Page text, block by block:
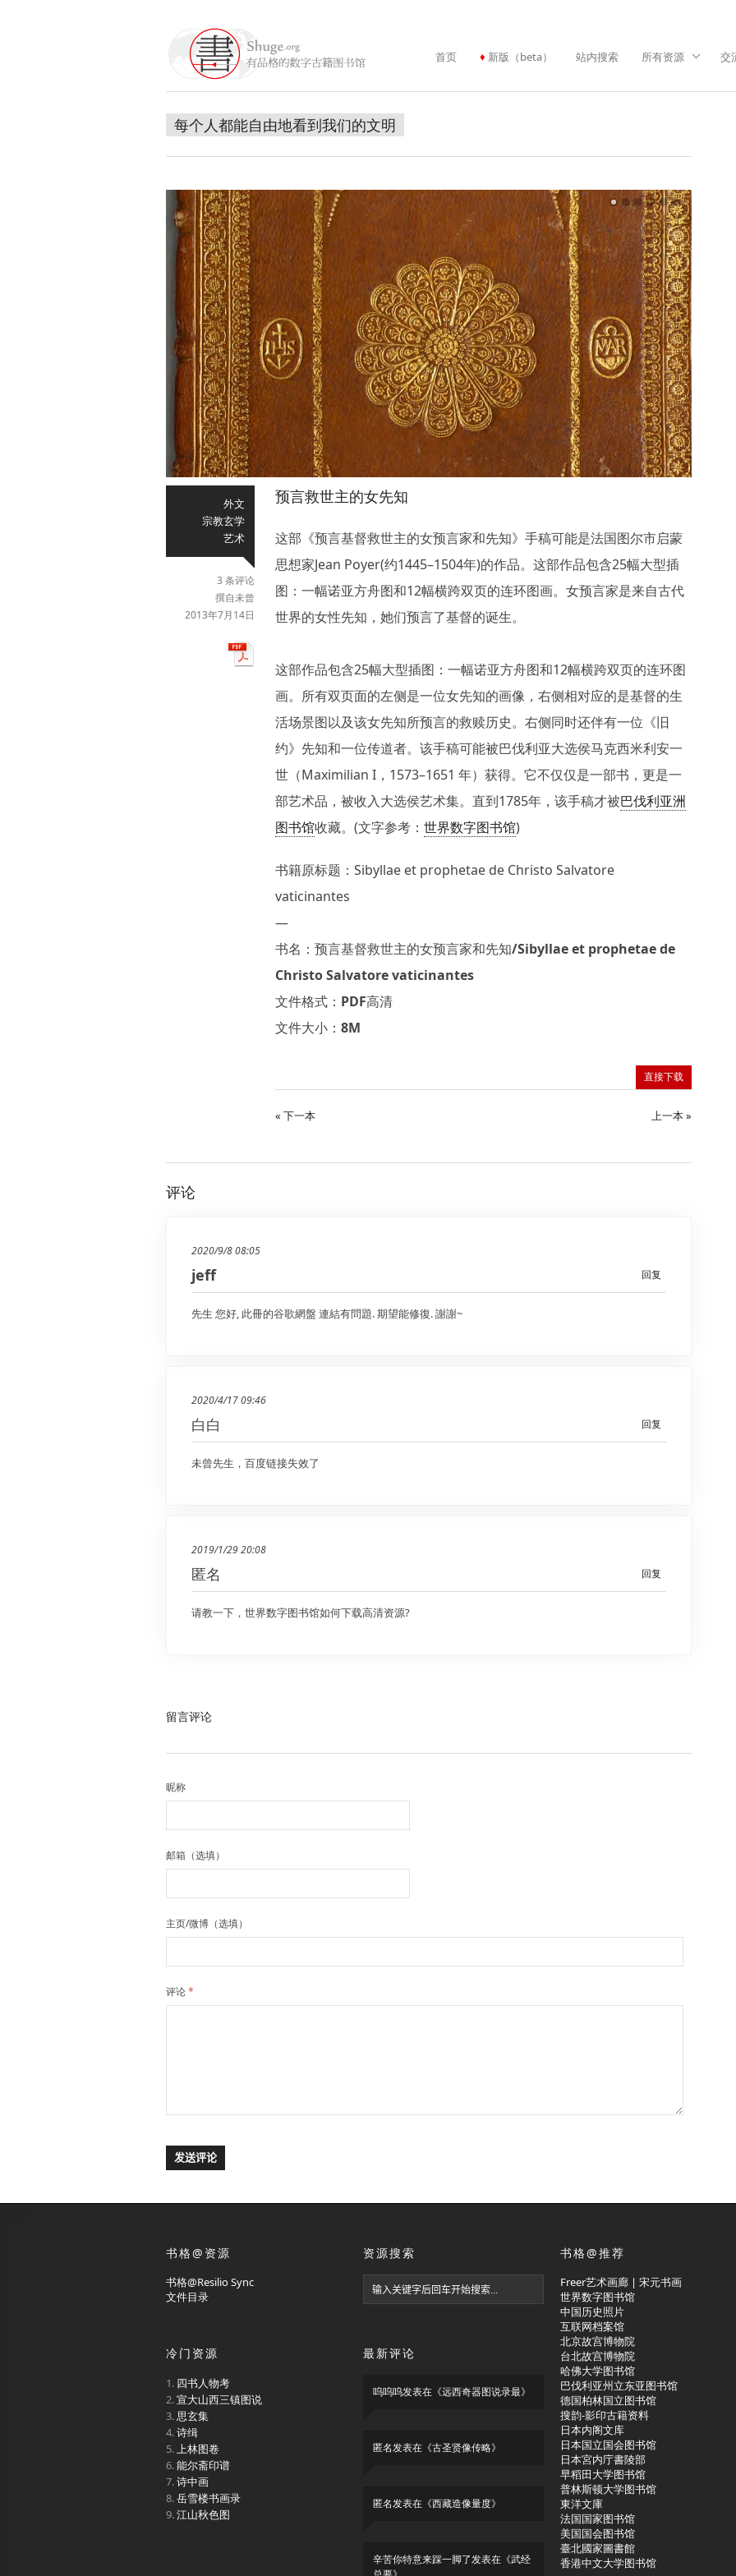
首页 新版（beta） 站内搜索 所有资源 交
每个人都能自由地看到我们的文明
外文
宗教玄学
艺术
3 条评论
撰自未曾
2013年7月14日
预言救世主的女先知
这部《预言基督救世主的女预言家和先知》手稿可能是法国图尔市启蒙
思想家Jean Poyer(约1445–1504年)的作品。这部作品包含25幅大型插
图：一幅诺亚方舟图和12幅横跨双页的连环图画。女预言家是来自古代
世界的女性先知，她们预言了基督的诞生。
这部作品包含25幅大型插图：一幅诺亚方舟图和12幅横跨双页的连环图
画。所有双页面的左侧是一位女先知的画像，右侧相对应的是基督的生
活场景图以及该女先知所预言的救赎历史。右侧同时还伴有一位《旧
约》先知和一位传道者。该手稿可能被巴伐利亚大选侯马克西米利安一
世（Maximilian I，1573–1651 年）获得。它不仅仅是一部书，更是一
部艺术品，被收入大选侯艺术集。直到1785年，该手稿才被巴伐利亚洲
图书馆收藏。(文字参考：世界数字图书馆)
书籍原标题：Sibyllae et prophetae de Christo Salvatore
vaticinantes
—
书名：预言基督救世主的女预言家和先知/Sibyllae et prophetae de
Christo Salvatore vaticinantes
文件格式：PDF高清
文件大小：8M
直接下载
« 下一本 上一本 »
评论
2020/9/8 08:05
回复
jeff
先生 您好, 此冊的谷歌網盤 連結有問題. 期望能修復. 謝謝~
2020/4/17 09:46
回复
白白
未曾先生，百度链接失效了
2019/1/29 20:08
回复
匿名
请教一下，世界数字图书馆如何下载高清资源?
留言评论
昵称
邮箱（选填）
主页/微博（选填）
评论*
书格@资源
书格@Resilio Sync
文件目录
冷门资源
四书人物考
宣大山西三镇图说
思玄集
诗缉
上林图卷
能尔斋印谱
诗中画
岳雪楼书画录
江山秋色图
资源搜索
最新评论
呜呜呜发表在《远西奇器图说录最》
匿名发表在《古圣贤像传略》
匿名发表在《西藏造像量度》
辛苦你特意来踩一脚了发表在《武经
书格@推荐
Freer艺术画廊 | 宋元书画
世界数字图书馆
中国历史照片
互联网档案馆
北京故宫博物院
台北故宫博物院
哈佛大学图书馆
巴伐利亚州立东亚图书馆
德国柏林国立图书馆
搜韵-影印古籍资料
日本内阁文库
日本国立国会图书馆
日本宮内庁書陵部
早稻田大学图书馆
普林斯顿大学图书馆
東洋文庫
法国国家图书馆
美国国会图书馆
臺北國家圖書館
香港中文大学图书馆